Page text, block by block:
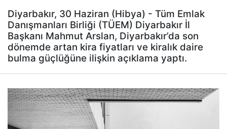
Diyarbakır, 30 Haziran (Hibya) - Tüm Emlak
Danışmanları Birliği (TÜEM) Diyarbakır İl
Başkanı Mahmut Arslan, Diyarbakır’da son
dönemde artan kira fiyatları ve kiralık daire
bulma güçlüğüne ilişkin açıklama yaptı.